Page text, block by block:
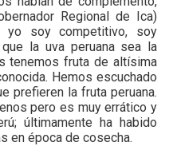
Regional de Ica)
yo soy competitivo, soy
la uva peruana sea la
tenemos fruta de altísima
Hemos escuchado
prefieren la fruta peruana.
pero es muy errático y
últimamente ha habido
en época de cosecha.